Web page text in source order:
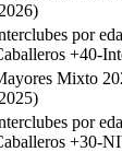
por
+40-
Mixto
por
+30-